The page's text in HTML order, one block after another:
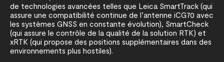
de technologies avancées telles que Leica SmartTrack (qui
assure une compatibilité continue de l’antenne iCG70 avec
les systèmes GNSS en constante évolution), SmartCheck
(qui assure le contrôle de la qualité de la solution RTK) et
xRTK (qui propose des positions supplémentaires dans des
environnements plus hostiles).